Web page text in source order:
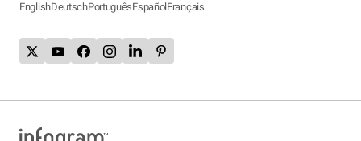
EnglishDeutschPortuguêsEspañolFrançais